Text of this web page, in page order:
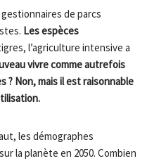
de parcs
Les espèces
l’agriculture intensive a
vivre comme autrefois
? Non, mais il est raisonnable
les démographes
la planète en 2050. Combien